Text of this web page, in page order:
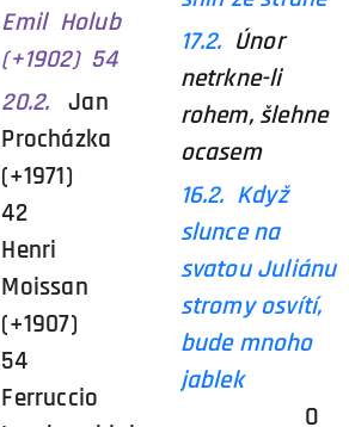
Emil Holub
(+1902) 54
20.2. Jan
Procházka
(+1971)
42
Henri
Moissan
(+1907)
54
Ferruccio
17.2. Únor
netrkne-li
rohem, šlehne
ocasem
16.2. Když
slunce na
svatou Juliánu
stromy osvítí,
bude mnoho
jablek
O